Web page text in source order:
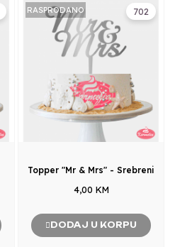
702
RASPRODANO
Topper "Mr & Mrs" - Srebreni
4,00 KM
DODAJ U KORPU